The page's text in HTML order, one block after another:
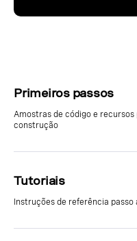
Primeiros passos
Amostras de código e
construção
Tutoriais
Instruções de referência passo